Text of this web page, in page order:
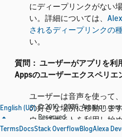
にディープリンクがない
い。詳細については、
されるディープリンクの
い。
質問： ユーザーがアプリを利
Appsのユーザーエクスペリエ
ユーザーは音声を使って
の好きな場所に移動しま
ウェブサイトを利用し始
したり、スキルに新しい
English (US) © 2010 - 2026,
Reserved.
TermsDocsStack OverflowBlogAlexa